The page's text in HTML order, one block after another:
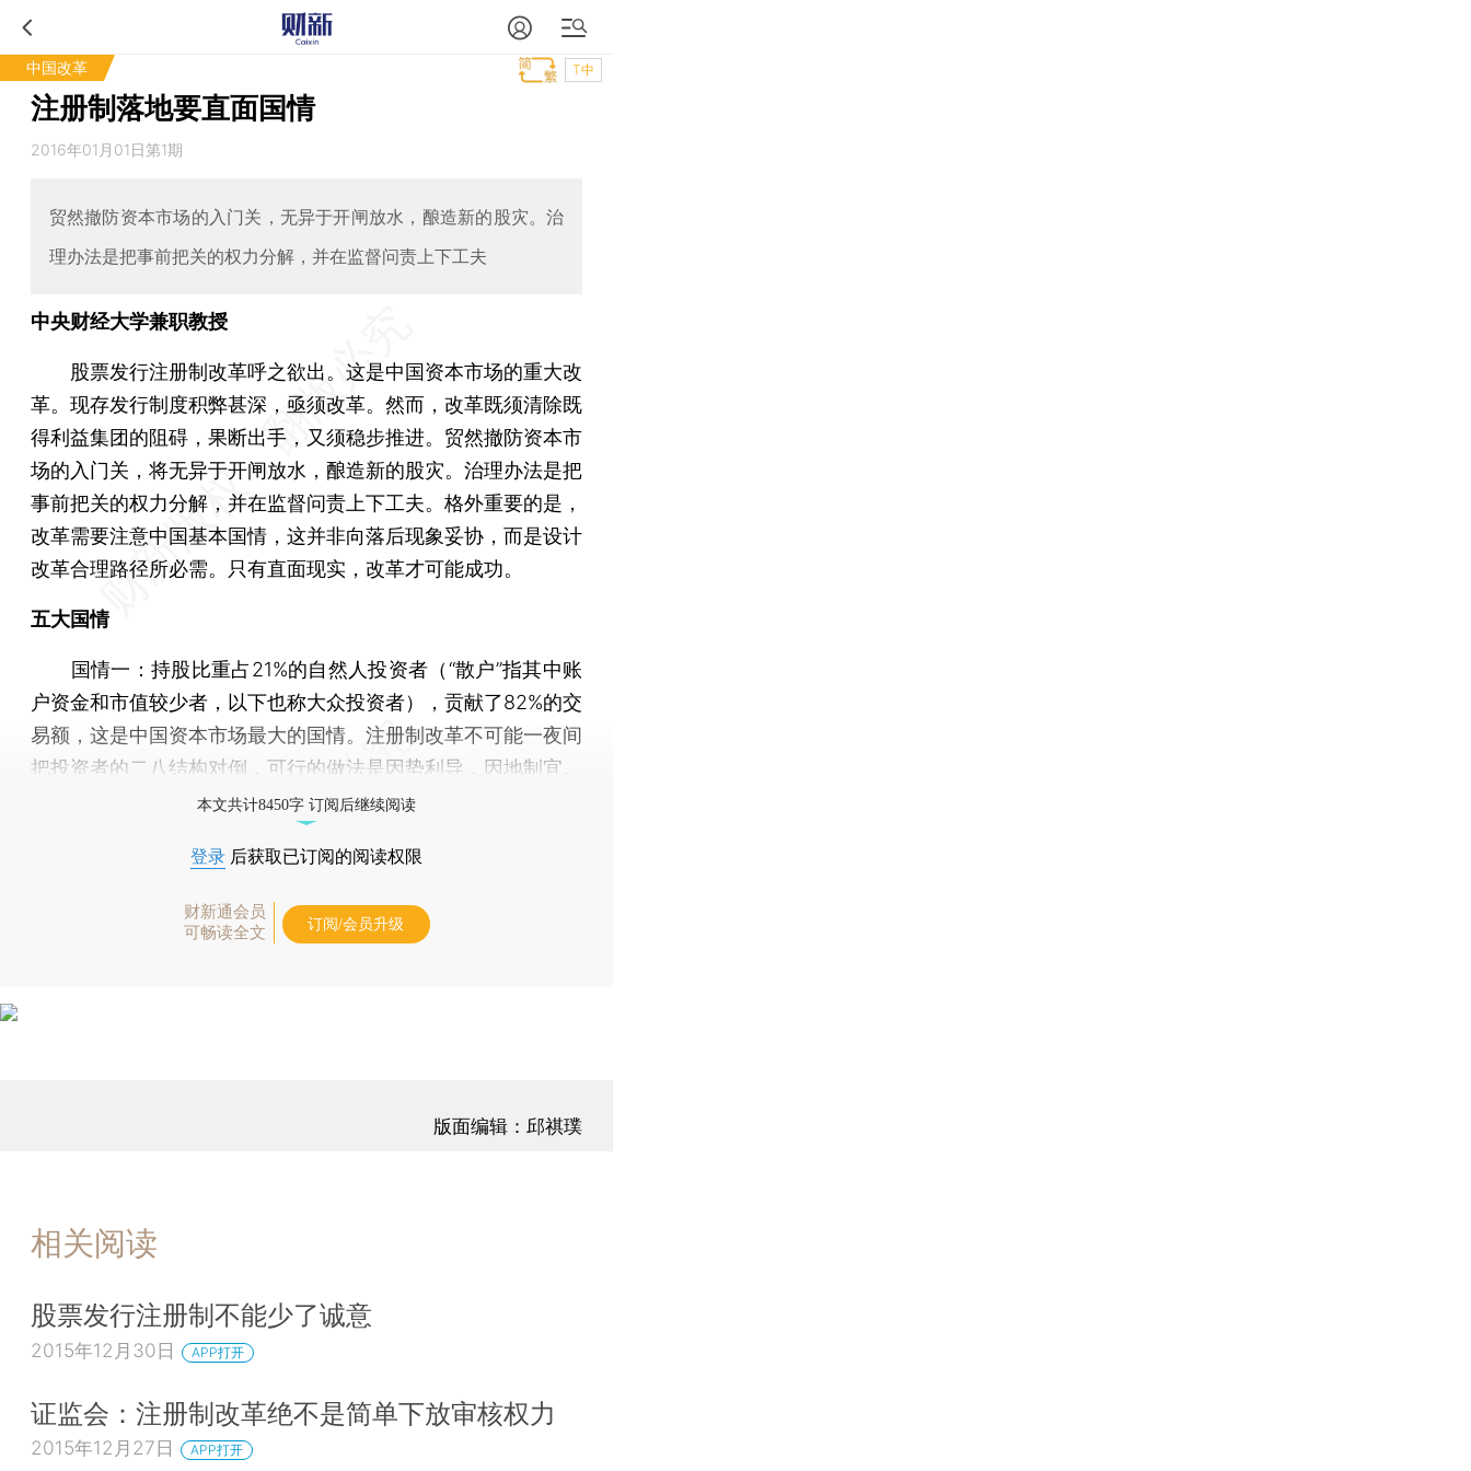
中国改革 T中
注册制落地要直面国情
2016年01月01日第1期
贸然撤防资本市场的入门关，无异于开闸放水，酿造新的股灾。治
理办法是把事前把关的权力分解，并在监督问责上下工夫
中央财经大学兼职教授
股票发行注册制改革呼之欲出。这是中国资本市场的重大改
革。现存发行制度积弊甚深，亟须改革。然而，改革既须清除既
得利益集团的阻碍，果断出手，又须稳步推进。贸然撤防资本市
场的入门关，将无异于开闸放水，酿造新的股灾。治理办法是把
事前把关的权力分解，并在监督问责上下工夫。格外重要的是，
改革需要注意中国基本国情，这并非向落后现象妥协，而是设计
改革合理路径所必需。只有直面现实，改革才可能成功。
五大国情
国情一：持股比重占21%的自然人投资者（“散户”指其中账
户资金和市值较少者，以下也称大众投资者），贡献了82%的交
易额，这是中国资本市场最大的国情。注册制改革不可能一夜间
把投资者的二八结构对倒，可行的做法是因势利导，因地制宜。
本文共计8450字 订阅后继续阅读
登录 后获取已订阅的阅读权限
财新通会员
可畅读全文
订阅/会员升级
版面编辑：邱祺璞
相关阅读
股票发行注册制不能少了诚意
2015年12月30日 APP打开
证监会：注册制改革绝不是简单下放审核权力
2015年12月27日 APP打开